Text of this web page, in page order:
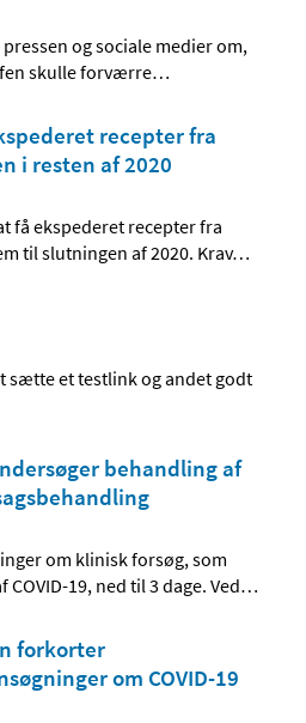
og sociale medier om,
skulle forværre…
recepter fra
i resten af 2020
få ekspederet recepter fra
til slutningen af 2020. Krav…
sætte et testlink og andet godt
behandling af
om klinisk forsøg, som
19, ned til 3 dage. Ved…
forkorter
om COVID-19